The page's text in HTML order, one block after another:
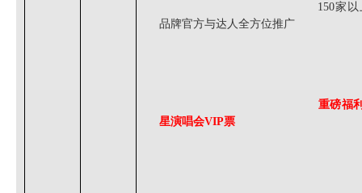
150家以
品牌官方与达人全方位推广
重磅福
星演唱会VIP票